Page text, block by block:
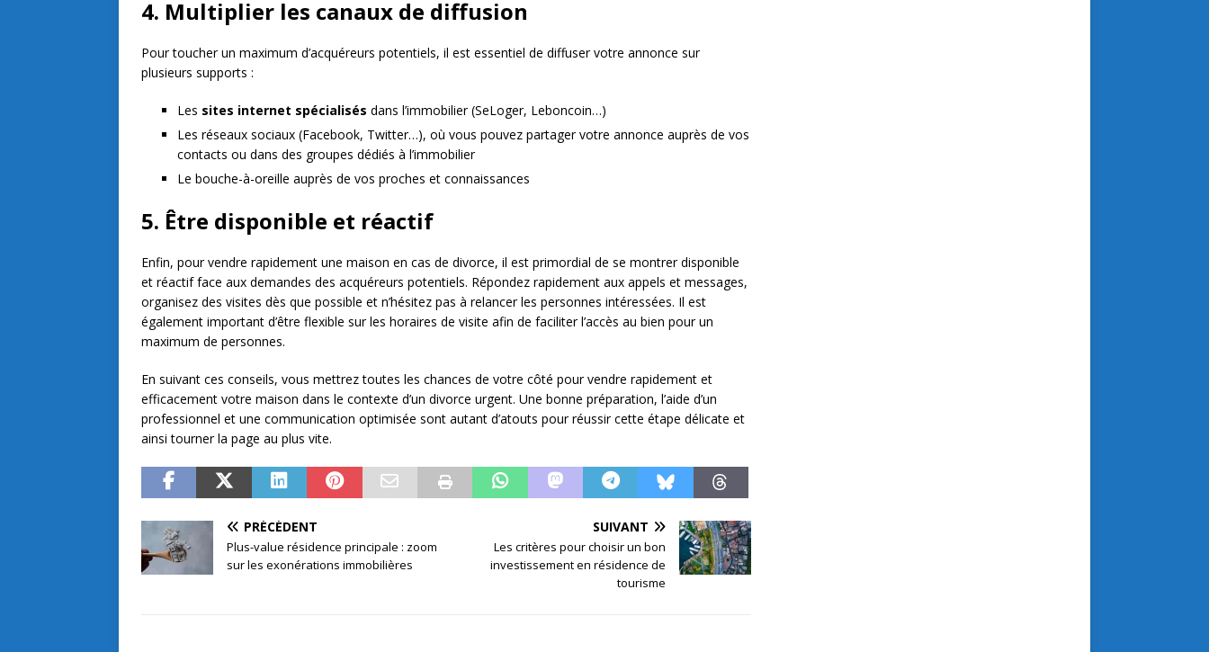
4. Multiplier les canaux de diffusion
Pour toucher un maximum d’acquéreurs potentiels, il est essentiel de diffuser votre annonce sur
plusieurs supports :
Les sites internet spécialisés dans l’immobilier (SeLoger, Leboncoin…)
Les réseaux sociaux (Facebook, Twitter…), où vous pouvez partager votre annonce auprès de vos
contacts ou dans des groupes dédiés à l’immobilier
Le bouche-à-oreille auprès de vos proches et connaissances
5. Être disponible et réactif
Enfin, pour vendre rapidement une maison en cas de divorce, il est primordial de se montrer disponible
et réactif face aux demandes des acquéreurs potentiels. Répondez rapidement aux appels et messages,
organisez des visites dès que possible et n’hésitez pas à relancer les personnes intéressées. Il est
également important d’être flexible sur les horaires de visite afin de faciliter l’accès au bien pour un
maximum de personnes.
En suivant ces conseils, vous mettrez toutes les chances de votre côté pour vendre rapidement et
efficacement votre maison dans le contexte d’un divorce urgent. Une bonne préparation, l’aide d’un
professionnel et une communication optimisée sont autant d’atouts pour réussir cette étape délicate et
ainsi tourner la page au plus vite.
PRÉCÉDENT
Plus-value résidence principale : zoom
sur les exonérations immobilières
SUIVANT
Les critères pour choisir un bon
investissement en résidence de
tourisme